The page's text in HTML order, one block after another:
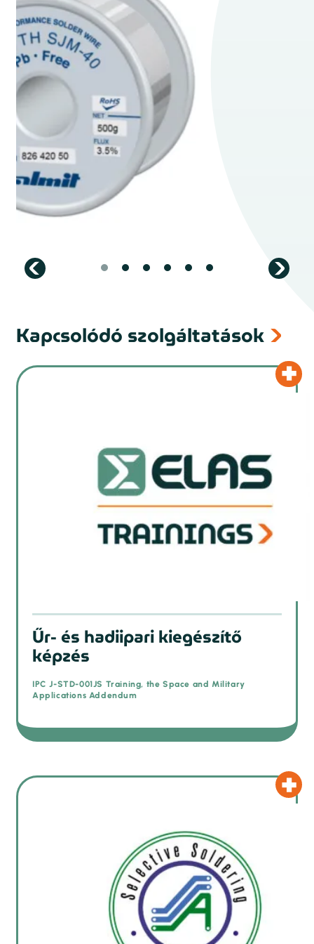
LFM-23 S – 5x hosszabb pákacsúcs tartási idő
SJM Series – Hosszútávú megbízhatóság minden formában
prev
Kapcsolódó szolgáltatások
Űr- és hadiipari kiegészítő
képzés
IPC J-STD-001JS Training, the Space and Military
Applications Addendum